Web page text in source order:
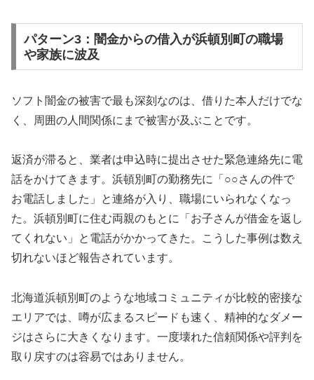
パターン3：闇金からの借入が浜頓別町の職場
や家族に波及
ソフト闇金の被害で最も深刻なのは、借りた本人だけでな
く、周囲の人間関係にまで被害が及ぶことです。
返済が滞ると、業者は申込時に提出させた緊急連絡先に電
話をかけてきます。浜頓別町の勤務先に「○○さんの件で
お電話しました」と連絡が入り、職場にいられなくなっ
た。浜頓別町に住む両親のもとに「お子さんが借金を返し
てくれない」と電話がかかってきた。こうした事例は数え
切れないほど報告されています。
北海道浜頓別町のような地域コミュニティが比較的密接な
エリアでは、噂が広まるスピードも速く、精神的なダメー
ジはさらに大きくなります。一度壊れた信頼関係や評判を
取り戻すのは容易ではありません。